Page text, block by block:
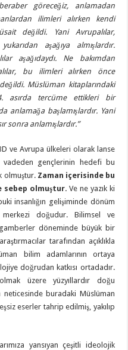
göreceğiz, anlamadan
ilimleri alırken kendi
değildi. Yani Avrupalılar,
aşağıya almışlardır.
aşağıdaydı. Ne bakımdan
bu ilimleri alırken önce
Müslüman kitaplarındaki
asırda tercüme ettikleri bir
anlamağa başlamışlardır. Yani
sonra anlamışlardır.”
ve Avrupa ülkeleri olarak lanse
gençlerinin hedefi bu
olmuştur. Zaman içerisinde bu
sebep olmuştur. Ve ne yazık ki
insanlığın gelişiminde dönüm
doğudur. Bilimsel ve
döneminde büyük bir
tarafından açıklıkla
bilim adamlarının ortaya
doğrudan katkısı ortadadır.
üzere yüzyıllardır doğu
neticesinde buradaki Müslüman
eserler tahrip edilmiş, yakılıp
yansıyan çeşitli ideolojik